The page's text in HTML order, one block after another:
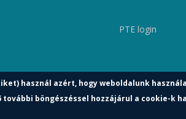
PTE login
használ azért, hogy weboldalunk
böngészéssel hozzájárul a cookie-k